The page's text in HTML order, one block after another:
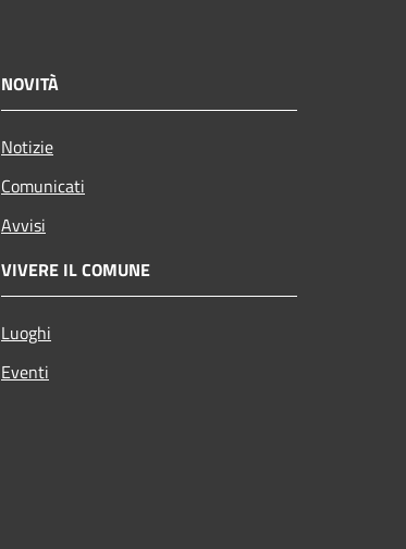
NOVITÀ
Notizie
Comunicati
Avvisi
VIVERE IL COMUNE
Luoghi
Eventi